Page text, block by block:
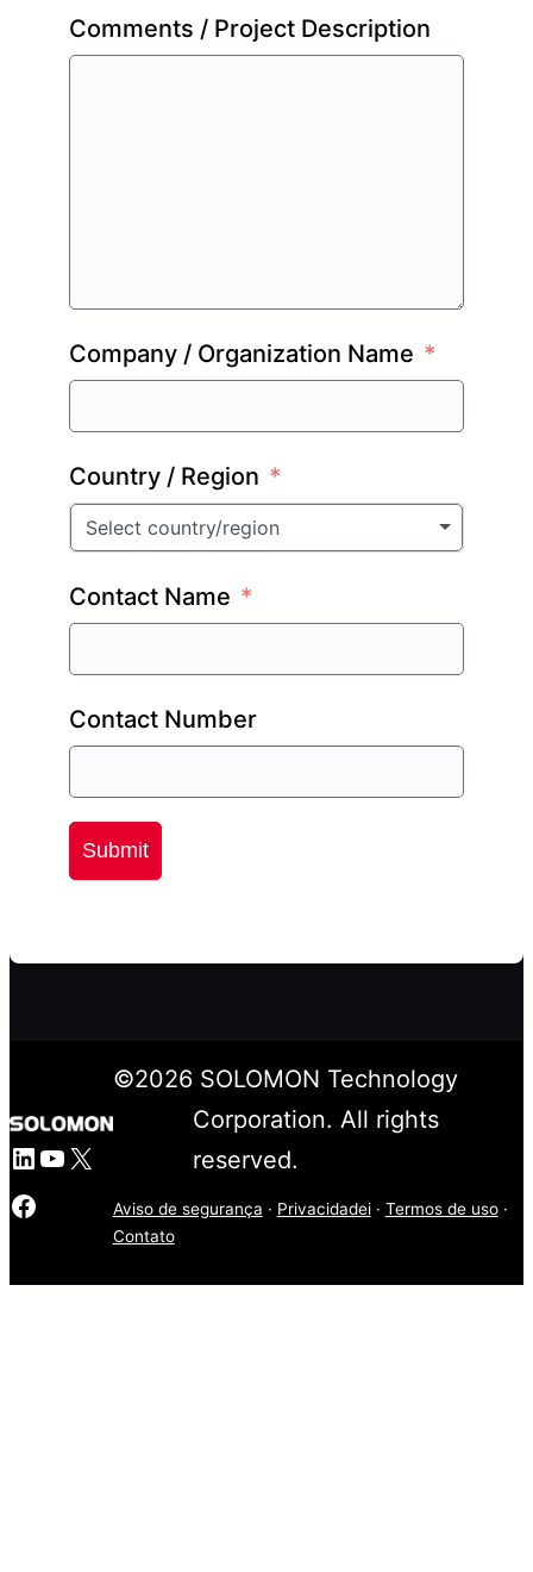
Comments / Project Description
Company / Organization Name
Country / Region
Select country/region
Contact Name
Contact Number
Submit
LinkedIn
YouTube
X
©2026SOLOMON Technology
Corporation. All rights
reserved.
Aviso de segurança · Privacidadei· Termos de uso·
Contato